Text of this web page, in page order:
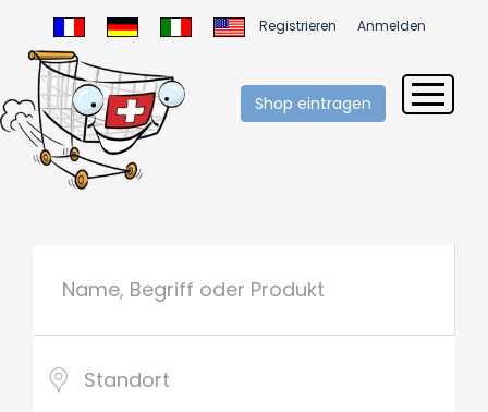
Registrieren Anmelden
Shop eintragen